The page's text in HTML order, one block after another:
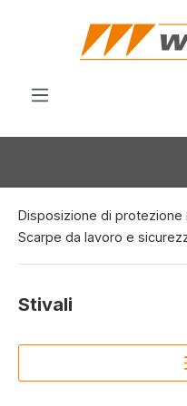
principale
Disposizione di protezione
Scarpe da lavoro e
Stivali